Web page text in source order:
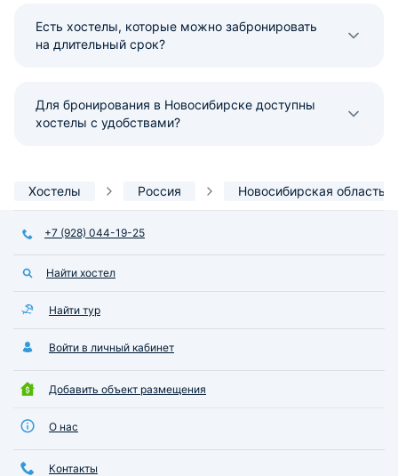
Есть хостелы, которые можно забронировать
на длительный срок?
Для бронирования в Новосибирске доступны
хостелы с удобствами?
Хостелы Россия Новосибирская область
+7 (928) 044-19-25
Найти хостел
Найти тур
Войти в личный кабинет
Добавить объект размещения
О нас
Контакты